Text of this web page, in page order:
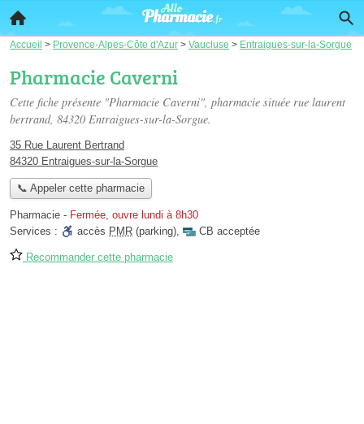
Accueil > Provence-Alpes-Côte d'Azur > Vaucluse > Entraigues-sur-la-Sorgue
Pharmacie Caverni
Cette fiche présente "Pharmacie Caverni", pharmacie située rue laurent
bertrand, 84320 Entraigues-sur-la-Sorgue.
35 Rue Laurent Bertrand
84320 Entraigues-sur-la-Sorgue
📞 Appeler cette pharmacie
Pharmacie - Fermée, ouvre lundi à 8h30
Services :
accès PMR (parking), CB acceptée
Recommander cette pharmacie